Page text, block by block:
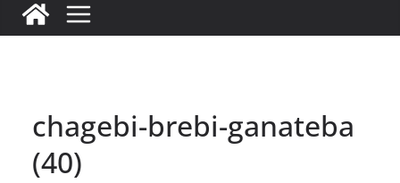
chagebi-brebi-ganateba
(40)